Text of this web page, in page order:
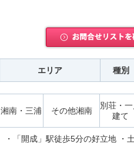
エリア 種別
湘南・三浦 その他湘南
別荘・一
建て
・「開成」駅徒歩5分の好立地 ・